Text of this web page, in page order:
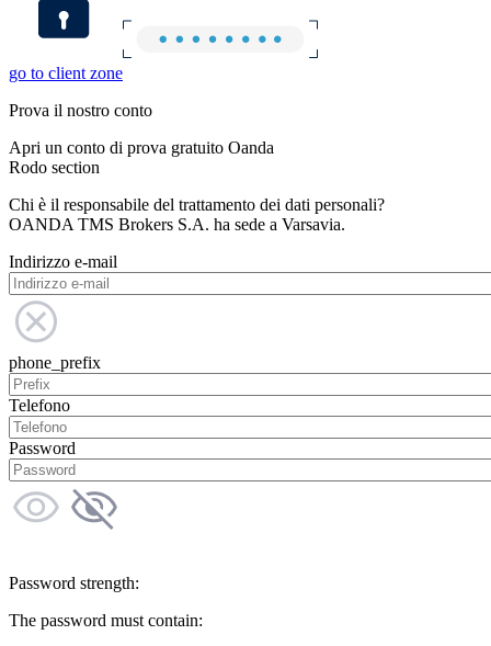
go to client zone
Prova il nostro conto
Apri un conto di prova gratuito Oanda
Rodo section
Chi è il responsabile del trattamento dei dati personali?
OANDA TMS Brokers S.A. ha sede a Varsavia.
Indirizzo e-mail
phone_prefix
Telefono
Password
Password strength:
The password must contain: